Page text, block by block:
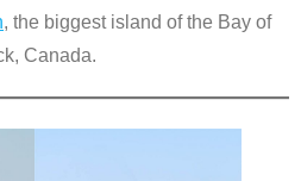
, the biggest island of the Bay of
Canada.